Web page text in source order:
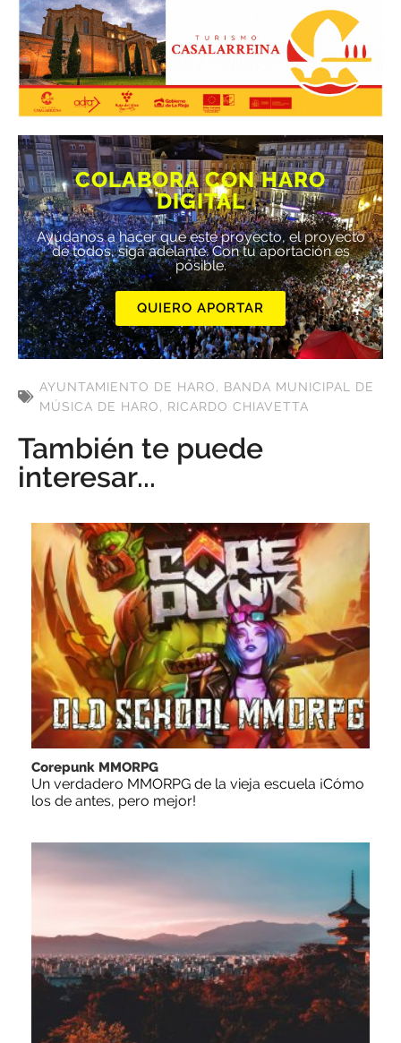
COLABORA CON HARO
DIGITAL
Ayúdanos a hacer que este proyecto, el proyecto
de todos, siga adelante. Con tu aportación es
posible.
QUIERO APORTAR
AYUNTAMIENTO DE HARO, BANDA MUNICIPAL DE
MÚSICA DE HARO, RICARDO CHIAVETTA
También te puede
interesar...
Corepunk MMORPG
Un verdadero MMORPG de la vieja escuela ¡Cómo
los de antes, pero mejor!